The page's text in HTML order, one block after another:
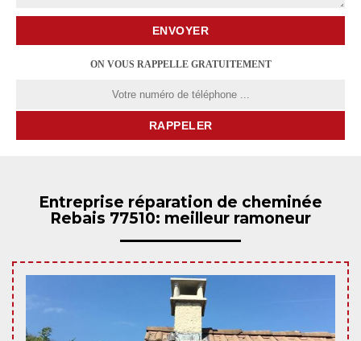
ON VOUS RAPPELLE GRATUITEMENT
Entreprise réparation de cheminée
Rebais 77510: meilleur ramoneur